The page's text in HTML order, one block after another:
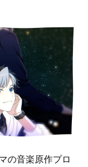
の音楽原作プロ